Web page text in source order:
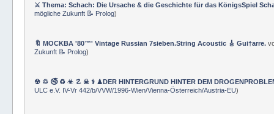
⚔ Thema: Schach: Die Ursache & die Geschichte für das KönigsSpiel
mögliche Zukunft 📝 Prolog)
🔖 MOCKBA '80™' Vintage Russian 7sieben.String Acoustic 🎸 Gui†arre.
Zukunft 📝 Prolog)
☢ ♲ 🚭 ♻ ☣ ☡ ☠ ⚕ ♟DER HINTERGRUND HINTER DEM
ULC e.V. IV-Vr 442/b/VVW/1996-Wien/Vienna-Österreich/Austria-EU)